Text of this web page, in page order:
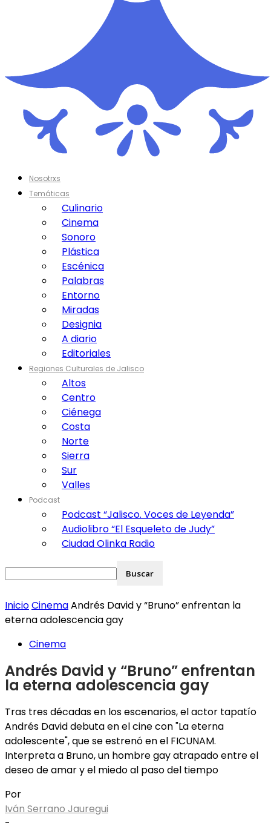
Nosotrxs
Temáticas
Culinario
Cinema
Sonoro
Plástica
Escénica
Palabras
Entorno
Miradas
Designia
A diario
Editoriales
Regiones Culturales de Jalisco
Altos
Centro
Ciénega
Costa
Norte
Sierra
Sur
Valles
Podcast
Podcast “Jalisco. Voces de Leyenda”
Audiolibro “El Esqueleto de Judy”
Ciudad Olinka Radio
InicioCinemaAndrés David y “Bruno” enfrentan la
eterna adolescencia gay
Cinema
Andrés David y “Bruno” enfrentan
la eterna adolescencia gay
Tras tres décadas en los escenarios, el actor tapatío
Andrés David debuta en el cine con "La eterna
adolescente", que se estrenó en el FICUNAM.
Interpreta a Bruno, un hombre gay atrapado entre el
deseo de amar y el miedo al paso del tiempo
Por
Iván Serrano Jauregui